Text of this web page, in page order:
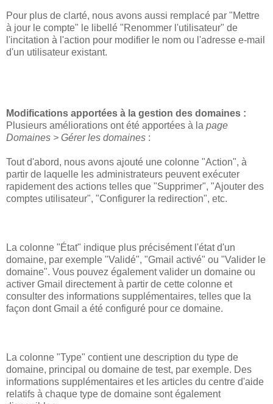
Pour plus de clarté, nous avons aussi remplacé par "Mettre
à jour le compte" le libellé "Renommer l'utilisateur" de
l'incitation à l'action pour modifier le nom ou l'adresse e-mail
d'un utilisateur existant.
Modifications apportées à la gestion des domaines :
Plusieurs améliorations ont été apportées à la page
Domaines > Gérer les domaines :
Tout d'abord, nous avons ajouté une colonne "Action", à
partir de laquelle les administrateurs peuvent exécuter
rapidement des actions telles que "Supprimer", "Ajouter des
comptes utilisateur", "Configurer la redirection", etc.
La colonne "État" indique plus précisément l'état d'un
domaine, par exemple "Validé", "Gmail activé" ou "Valider le
domaine". Vous pouvez également valider un domaine ou
activer Gmail directement à partir de cette colonne et
consulter des informations supplémentaires, telles que la
façon dont Gmail a été configuré pour ce domaine.
La colonne "Type" contient une description du type de
domaine, principal ou domaine de test, par exemple. Des
informations supplémentaires et les articles du centre d'aide
relatifs à chaque type de domaine sont également